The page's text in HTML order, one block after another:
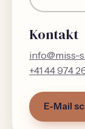
Kontakt
info@miss-
+41 44 974
E-Mail